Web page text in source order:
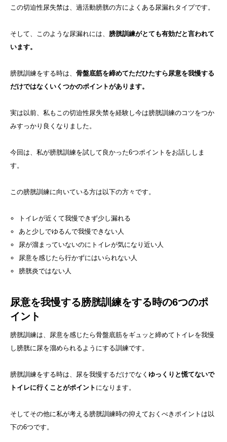
この切迫性尿失禁は、過活動膀胱の方によくある尿漏れタイプです。
そして、このような尿漏れには、 膀胱訓練がとても有効だと言われて
います。
膀胱訓練をする時は、 骨盤底筋を締めてただひたすら尿意を我慢する
だけではなくいくつかのポイントがあります。
実は以前、私もこの切迫性尿失禁を経験し今は膀胱訓練のコツをつか
みすっかり良くなりました。
今回は、私が膀胱訓練を試して良かった6つポイントをお話ししま
す。
この膀胱訓練に向いている方は以下の方々です。
トイレが近くて我慢できず少し漏れる
あと少しでゆるんで我慢できない人
尿が溜まっていないのにトイレが気になり近い人
尿意を感じたら行かずにはいられない人
膀胱炎ではない人
尿意を我慢する膀胱訓練をする時の6つのポ
イント
膀胱訓練は、尿意を感じたら骨盤底筋をギュッと締めてトイレを我慢
し膀胱に尿を溜められるようにする訓練です。
膀胱訓練をする時は、尿を我慢するだけでなく ゆっくりと慌てないで
トイレに行くことがポイント になります。
そしてその他に私が考える膀胱訓練時の抑えておくべきポイントは以
下の6つです。